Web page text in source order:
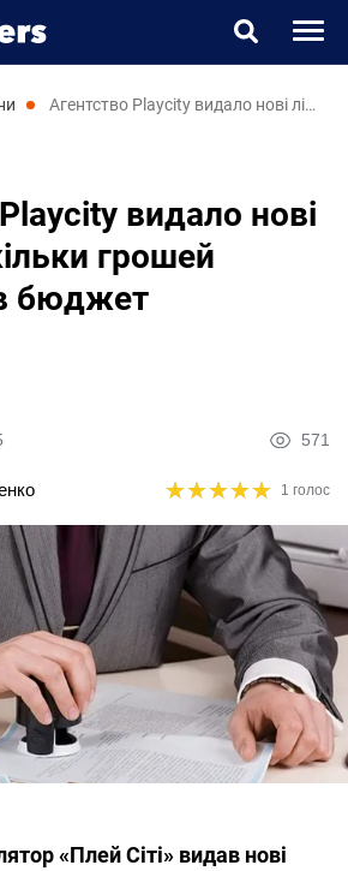
Букмекери
Казино
Новини
Агентство Playcity видало нові ліцензії: скільки грошей надійшло в бюджет
видало нові
грошей
бюджет
571
★★★★★
★★★★★ 1 голос
«Плей Сіті» видав нові